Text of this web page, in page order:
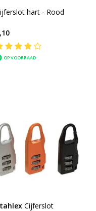
hart - Rood
OP VOORRAAD
Cijferslot